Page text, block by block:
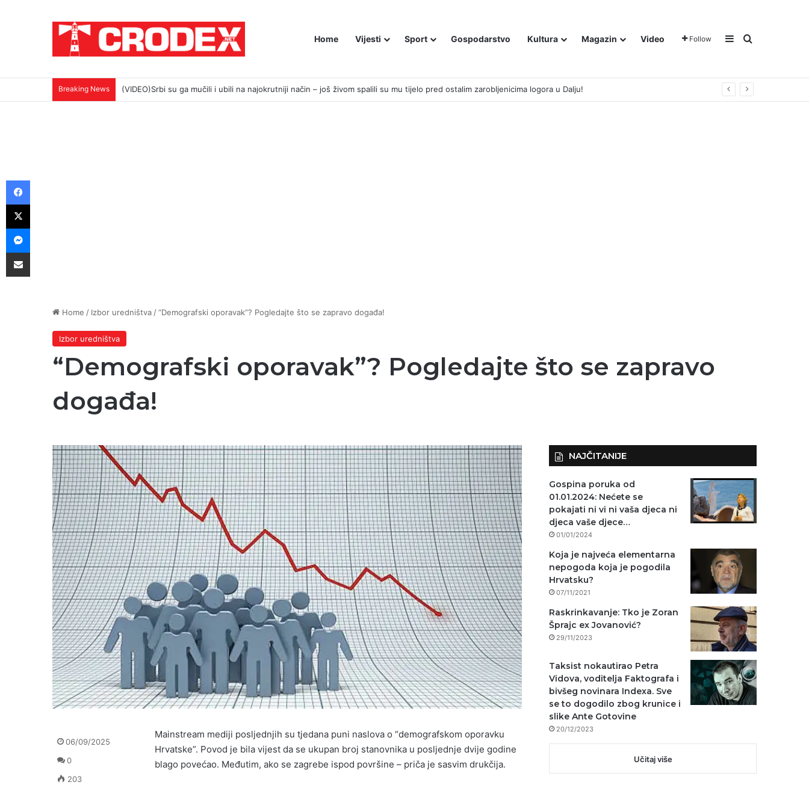
Home Vijesti Sport Gospodarstvo Kultura Magazin Video Follow Sidebar
Traži
Breaking News OLUJU SMO DOBILI ORUŽJEM. ISTINU MOŽEMO IZGUBITI ŠUTNJOM.
Home / Izbor uredništva /“Demografski oporavak”? Pogledajte što se zapravo događa!
Izbor uredništva
“Demografski oporavak”? Pogledajte što se zapravo
događa!
Mainstream mediji posljednjih su tjedana puni naslova o “demografskom oporavku
Hrvatske”. Povod je bila vijest da se ukupan broj stanovnika u posljednje dvije godine
blago povećao. Međutim, ako se zagrebe ispod površine – priča je sasvim drukčija.
06/09/2025
0
203
NAJČITANIJE
Gospina poruka od
01.01.2024: Nećete se
pokajati ni vi ni vaša djeca ni
djeca vaše djece…
01/01/2024
Koja je najveća elementarna
nepogoda koja je pogodila
Hrvatsku?
07/11/2021
Raskrinkavanje: Tko je Zoran
Šprajc ex Jovanović?
29/11/2023
Taksist nokautirao Petra
Vidova, voditelja Faktografa i
bivšeg novinara Indexa. Sve
se to dogodilo zbog krunice i
slike Ante Gotovine
20/12/2023
Učitaj više
Facebook
X
Messenger
Podijeli putem E-maila